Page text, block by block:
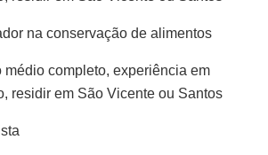
na conservação de alimentos
médio completo, experiência em
residir em São Vicente ou Santos